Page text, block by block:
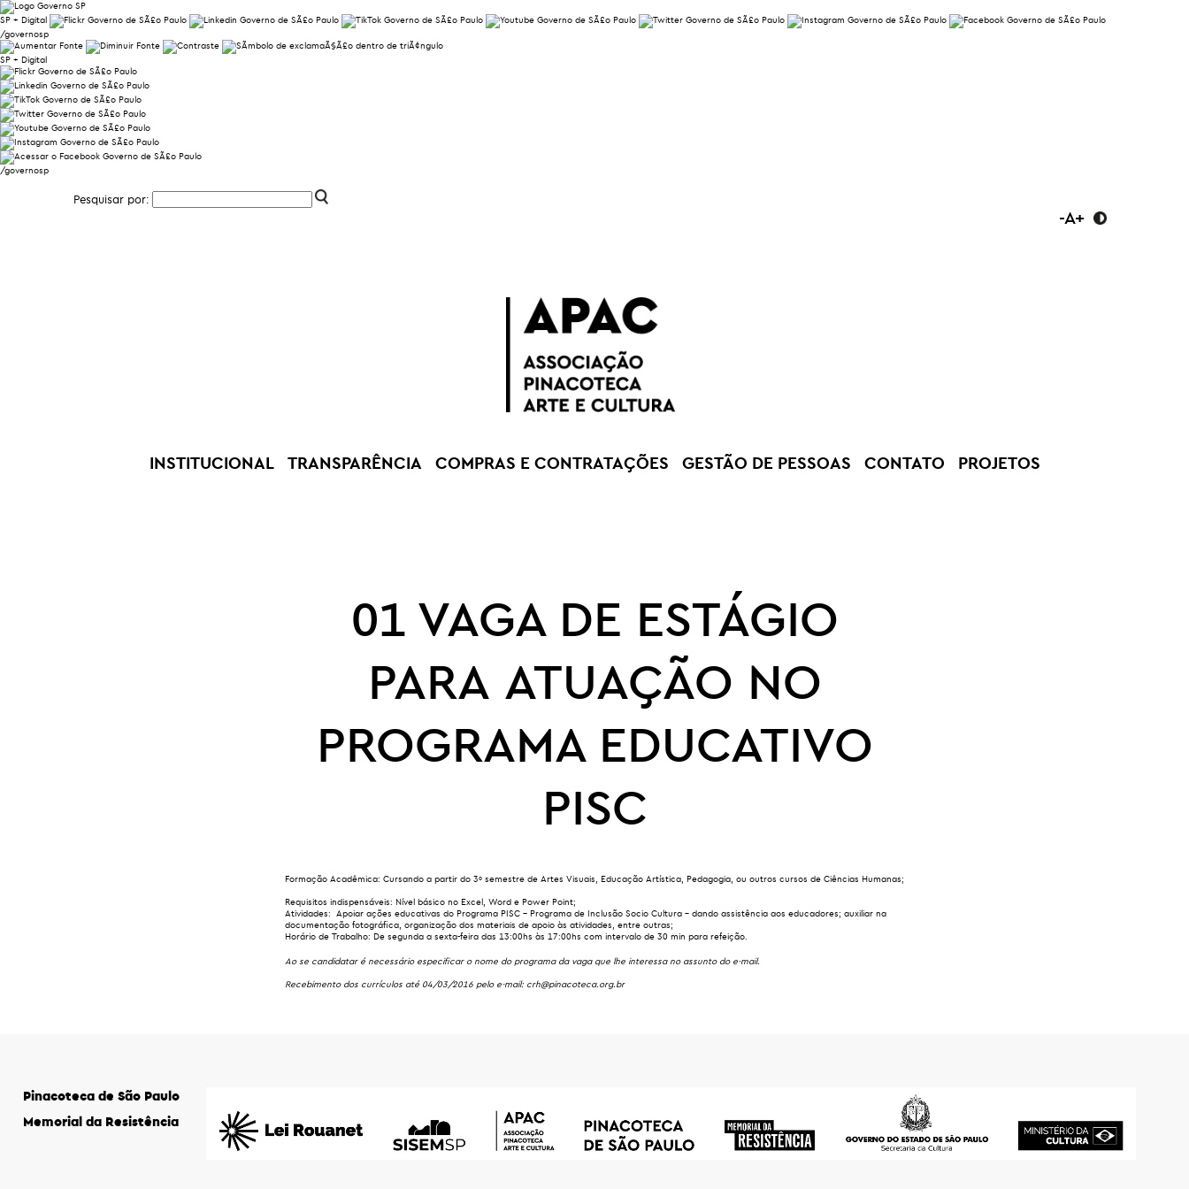
SP + Digital
/governosp
SP + Digital
/governosp
Pesquisar por:
-A+
INSTITUCIONAL TRANSPARÊNCIA COMPRAS E CONTRATAÇÕES GESTÃO DE PESSOAS CONTATO PROJETOS
01 VAGA DE ESTÁGIO
PARA ATUAÇÃO NO
PROGRAMA EDUCATIVO
PISC
Formação Acadêmica: Cursando a partir do 3º semestre de Artes Visuais, Educação Artística, Pedagogia, ou outros cursos de Ciências Humanas;
Requisitos indispensáveis: Nível básico no Excel, Word e Power Point;
Atividades: Apoiar ações educativas do Programa PISC – Programa de Inclusão Socio Cultura – dando assistência aos educadores; auxiliar na
documentação fotográfica, organização dos materiais de apoio às atividades, entre outras;
Horário de Trabalho: De segunda a sexta-feira das 13:00hs às 17:00hs com intervalo de 30 min para refeição.
Ao se candidatar é necessário especificar o nome do programa da vaga que lhe interessa no assunto do e-mail.
Recebimento dos currículos até 04/03/2016 pelo e-mail: crh@pinacoteca.org.br
Pinacoteca de São Paulo
Memorial da Resistência